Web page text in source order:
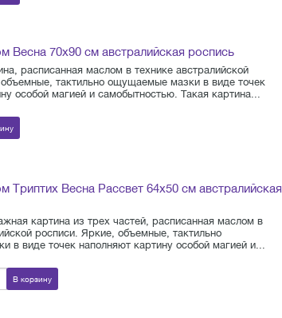
Весна 70х90 см австралийская роспись
расписанная маслом в технике австралийской
тактильно ощущаемые мазки в виде точек
особой магией и самобытностью. Такая картина...
Триптих Весна Рассвет 64х50 см австралийская
картина из трех частей, расписанная маслом в
росписи. Яркие, объемные, тактильно
в виде точек наполняют картину особой магией и...
В корзину